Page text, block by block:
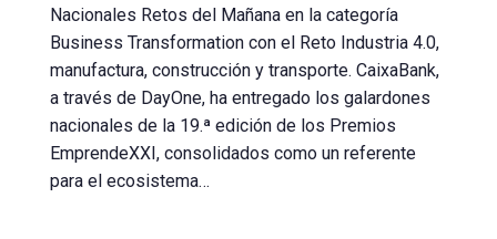
Nacionales Retos del Mañana en la categoría
Business Transformation con el Reto Industria 4.0,
manufactura, construcción y transporte. CaixaBank,
a través de DayOne, ha entregado los galardones
nacionales de la 19.ª edición de los Premios
EmprendeXXI, consolidados como un referente
para el ecosistema…